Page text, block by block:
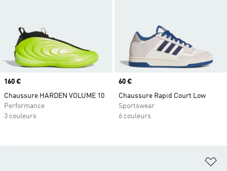
Prix
160 €
Chaussure HARDEN VOLUME 10
Performance
3 couleurs
Prix
60 €
Chaussure Rapid Court Low
Sportswear
6 couleurs